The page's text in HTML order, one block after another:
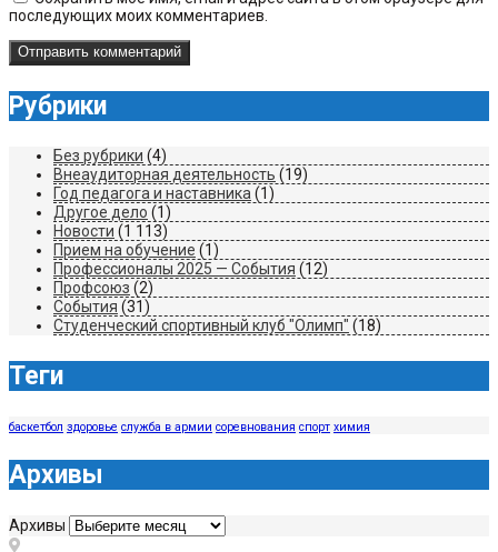
последующих моих комментариев.
Рубрики
Без рубрики (4)
Внеаудиторная деятельность (19)
Год педагога и наставника (1)
Другое дело (1)
Новости (1 113)
Прием на обучение (1)
Профессионалы 2025 — События (12)
Профсоюз (2)
События (31)
Студенческий спортивный клуб "Олимп" (18)
Теги
баскетбол здоровье служба в армии соревнования спорт химия
Архивы
Архивы